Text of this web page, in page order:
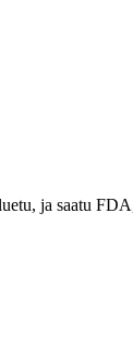
ja saatu